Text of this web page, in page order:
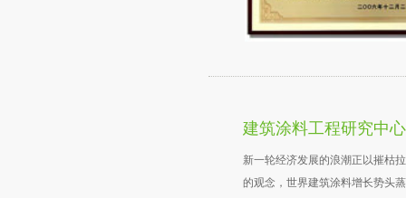
建筑涂料工程研究中心
新一轮经济发展的浪潮正以摧枯
的观念，世界建筑涂料增长势头